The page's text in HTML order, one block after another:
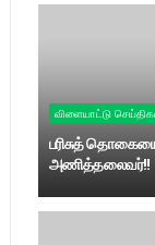
விளையாட்டு
பரிசுத்
அணித்தலைவர்!!